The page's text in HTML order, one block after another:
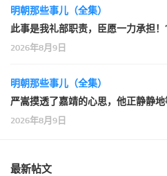
明朝那些事儿（全集）
此事是我礼部职责，臣愿一力承担！
2026年8月9日
明朝那些事儿（全集）
严嵩摸透了嘉靖的心思，他正静静地
2026年8月9日
最新帖文